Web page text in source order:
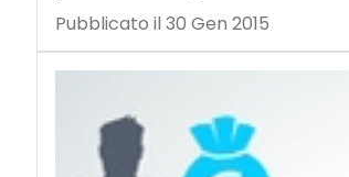
Pubblicato il 30 Gen 2015